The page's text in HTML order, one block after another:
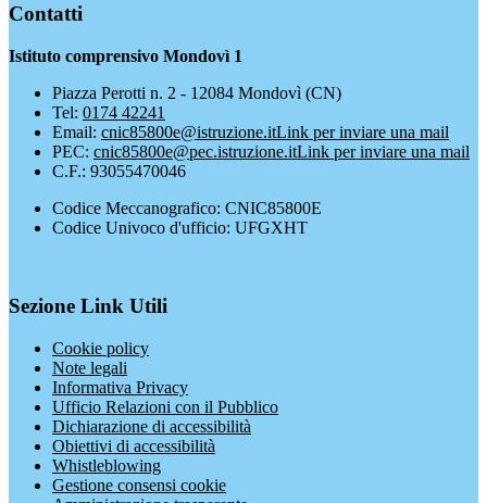
Contatti
Istituto comprensivo Mondovì 1
Piazza Perotti n. 2 - 12084 Mondovì (CN)
Tel: 0174 42241
Email: cnic85800e@istruzione.itLink per inviare una mail
PEC: cnic85800e@pec.istruzione.itLink per inviare una mail
C.F.: 93055470046
Codice Meccanografico: CNIC85800E
Codice Univoco d'ufficio: UFGXHT
Sezione Link Utili
Cookie policy
Note legali
Informativa Privacy
Ufficio Relazioni con il Pubblico
Dichiarazione di accessibilità
Obiettivi di accessibilità
Whistleblowing
Gestione consensi cookie